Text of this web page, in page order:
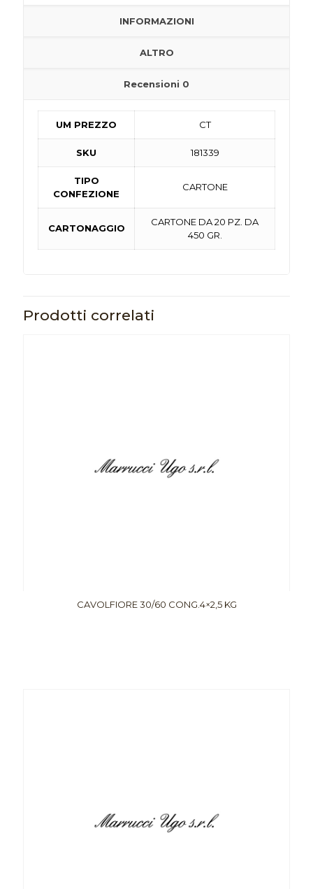
INFORMAZIONI
ALTRO
Recensioni 0
UM PREZZO CT
SKU 181339
TIPO
CONFEZIONE
CARTONE
CARTONAGGIO
CARTONE DA 20 PZ. DA
450 GR.
Prodotti correlati
CAVOLFIORE 30/60 CONG.4×2,5 KG